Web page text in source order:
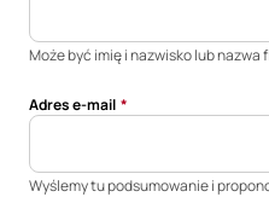
(opcjonalne)
Nie
(opcjonalne)
Może być imię i nazwisko lub nazwa
Adres e-mail *
Wyślemy tu podsumowanie i